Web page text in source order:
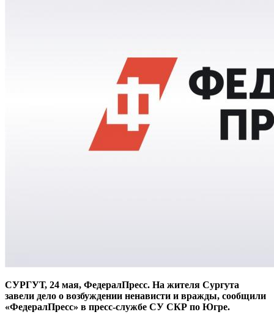
СУРГУТ, 24 мая, ФедералПресс. На жителя Сургута
завели дело о возбуждении ненависти и вражды, сообщили
«ФедералПресс» в пресс-службе СУ СКР по Югре.